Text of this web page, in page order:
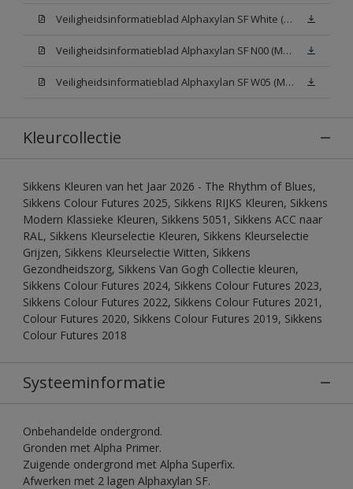
Veiligheidsinformatieblad Alphaxylan SF White (MSDS)
Veiligheidsinformatieblad Alphaxylan SF N00 (MSDS)
Veiligheidsinformatieblad Alphaxylan SF W05 (MSDS)
Kleurcollectie
Sikkens Kleuren van het Jaar 2026 - The Rhythm of Blues,
Sikkens Colour Futures 2025, Sikkens RIJKS Kleuren, Sikkens
Modern Klassieke Kleuren, Sikkens 5051, Sikkens ACC naar
RAL, Sikkens Kleurselectie Kleuren, Sikkens Kleurselectie
Grijzen, Sikkens Kleurselectie Witten, Sikkens
Gezondheidszorg, Sikkens Van Gogh Collectie kleuren,
Sikkens Colour Futures 2024, Sikkens Colour Futures 2023,
Sikkens Colour Futures 2022, Sikkens Colour Futures 2021,
Colour Futures 2020, Sikkens Colour Futures 2019, Sikkens
Colour Futures 2018
Systeeminformatie
Onbehandelde ondergrond.
Gronden met Alpha Primer.
Zuigende ondergrond met Alpha Superfix.
Afwerken met 2 lagen Alphaxylan SF.